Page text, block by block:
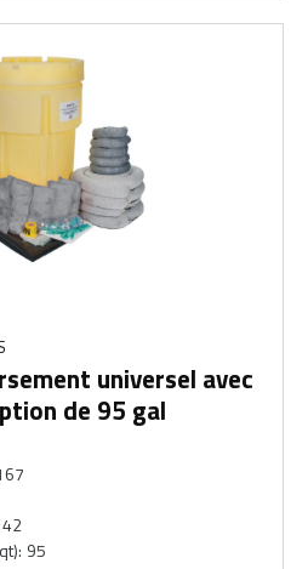
universel avec
de 95 gal
: 95